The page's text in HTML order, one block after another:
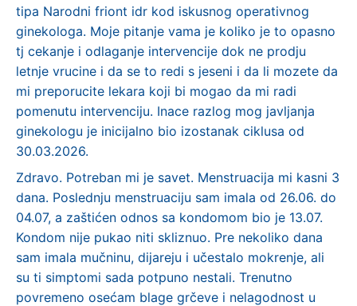
tipa Narodni friont idr kod iskusnog operativnog
ginekologa. Moje pitanje vama je koliko je to opasno
tj cekanje i odlaganje intervencije dok ne prodju
letnje vrucine i da se to redi s jeseni i da li mozete da
mi preporucite lekara koji bi mogao da mi radi
pomenutu intervenciju. Inace razlog mog javljanja
ginekologu je inicijalno bio izostanak ciklusa od
30.03.2026.
Zdravo. Potreban mi je savet. Menstruacija mi kasni 3
dana. Poslednju menstruaciju sam imala od 26.06. do
04.07, a zaštićen odnos sa kondomom bio je 13.07.
Kondom nije pukao niti skliznuo. Pre nekoliko dana
sam imala mučninu, dijareju i učestalo mokrenje, ali
su ti simptomi sada potpuno nestali. Trenutno
povremeno osećam blage grčeve i nelagodnost u